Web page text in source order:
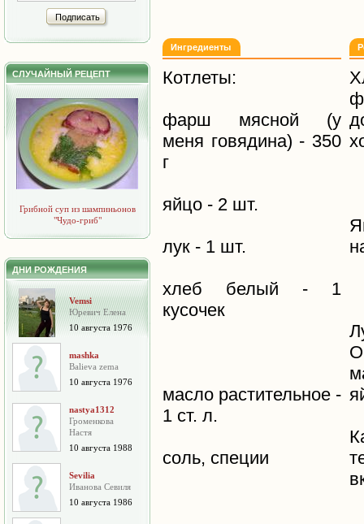
Подписать
СЛУЧАЙНЫЙ РЕЦЕПТ
Грибной суп из шампиньонов
"Чудо-гриб"
ДНИ РОЖДЕНИЯ
Vemsi
Юревич Елена
10 августа 1976
mashka
Balieva zema
10 августа 1976
nastya1312
Громенкова
Настя
10 августа 1988
Sevilia
Иванова Севиля
10 августа 1986
Ингредиенты
Котлеты:
фарш мясной (у
меня говядина) - 350
г
яйцо - 2 шт.
лук - 1 шт.
хлеб белый - 1
кусочек
масло растительное -
1 ст. л.
соль, специи